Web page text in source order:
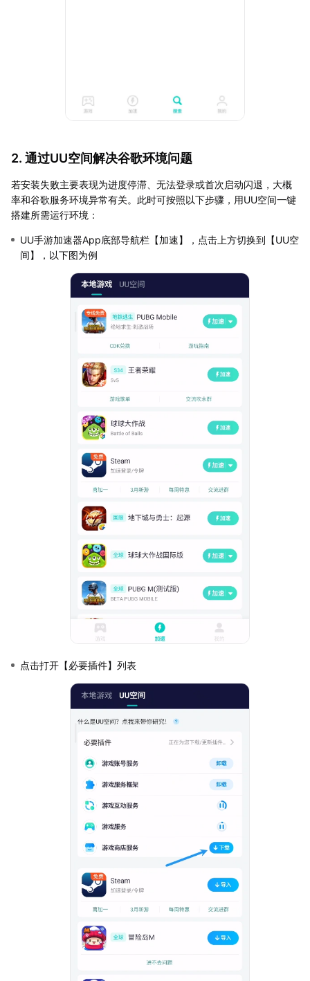
2. 通过UU空间解决谷歌环境问题
若安装失败主要表现为进度停滞、无法登录或首次启动闪退，大概
率和谷歌服务环境异常有关。此时可按照以下步骤，用UU空间一键
搭建所需运行环境：
UU手游加速器App底部导航栏【加速】，点击上方切换到【UU空
间】，以下图为例
点击打开【必要插件】列表